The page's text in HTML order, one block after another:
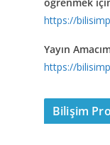
https://
Yayın
https://
Bilişim